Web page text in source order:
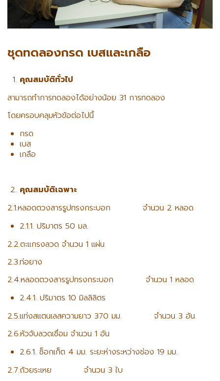
ชุดทดลองกรด เบสและเกลือ
คุณสมบัติทั่วไป
สามารถทำการทดลองได้อย่างน้อย 31 การทดลอง
โดยครอบคลุมหัวข้อต่อไปนี้
กรด
เบส
เกลือ
คุณสมบัติเฉพาะ
2.1.หลอดตวงสารรูปทรงกระบอก จำนวน 2 หลอด
2.1.1. ปริมาตร 50 มล.
2.2.ตะแกรงลวด จำนวน 1 แผ่น
2.3.ท่อยาง
2.4.หลอดตวงสารรูปทรงกระบอก จำนวน 1 หลอด
2.4.1. ปริมาตร 10 มิลลิลิตร
2.5.แท่งสแตนเลสความยาว 370 มม. จำนวน 3 อัน
2.6.หัวจับลวดเชื่อม จำนวน 1 อัน
2.6.1. ซ็อกเก็ต 4 มม. ระยะห่างระหว่างช่อง 19 มม.
2.7.ถ้วยระเหย จำนวน 3 ใบ